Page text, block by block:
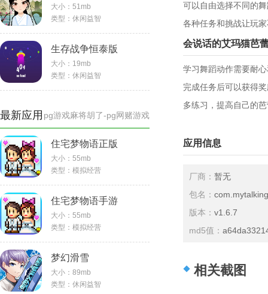
大小： 51mb
类型： 休闲益智
生存战争恒泰版
大小： 19mb
类型： 休闲益智
pg游戏麻将胡了-pg网赌游戏
最新应用
住宅梦物语正版
大小：55mb
类型：模拟经营
住宅梦物语手游
大小：55mb
类型：模拟经营
梦幻滑雪
大小：89mb
类型：休闲益智
可以自由选择不同的
各种任务和挑战让玩
会说话的艾玛猫芭
学习舞蹈动作需要耐
完成任务后可以获得
多练习，提高自己的
应用信息
厂商： 暂无
包名：
版本： v1.6.7
md5值：
相关截图